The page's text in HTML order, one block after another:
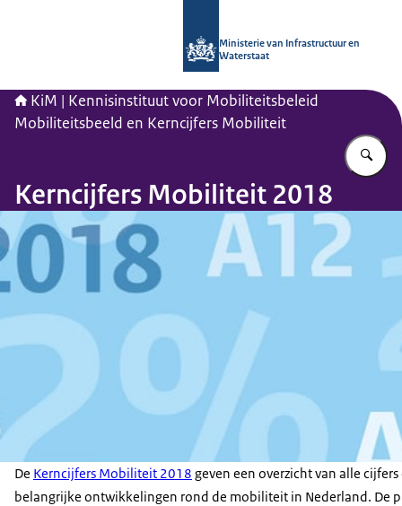
Ministerie van Infrastructuur en
Waterstaat
KiM | Kennisinstituut voor Mobiliteitsbeleid
Mobiliteitsbeeld en Kerncijfers Mobiliteit
Kerncijfers Mobiliteit 2018
De Kerncijfers Mobiliteit 2018 geven een overzicht van alle cijfers
belangrijke ontwikkelingen rond de mobiliteit in Nederland. De